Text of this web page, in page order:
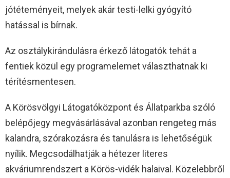
jótéteményeit, melyek akár testi-lelki gyógyító
hatással is bírnak.
Az osztálykirándulásra érkező látogatók tehát a
fentiek közül egy programelemet választhatnak ki
térítésmentesen.
A Körösvölgyi Látogatóközpont és Állatparkba szóló
belépőjegy megvásárlásával azonban rengeteg más
kalandra, szórakozásra és tanulásra is lehetőségük
nyílik. Megcsodálhatják a hétezer literes
akváriumrendszert a Körös-vidék halaival. Közelebbről